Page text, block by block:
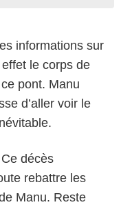
informations sur
effet le corps de
pont. Manu
d’aller voir le
décès
rebattre les
Manu. Reste